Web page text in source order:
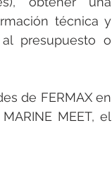
técnica y
presupuesto o
de FERMAX en
MEET, el